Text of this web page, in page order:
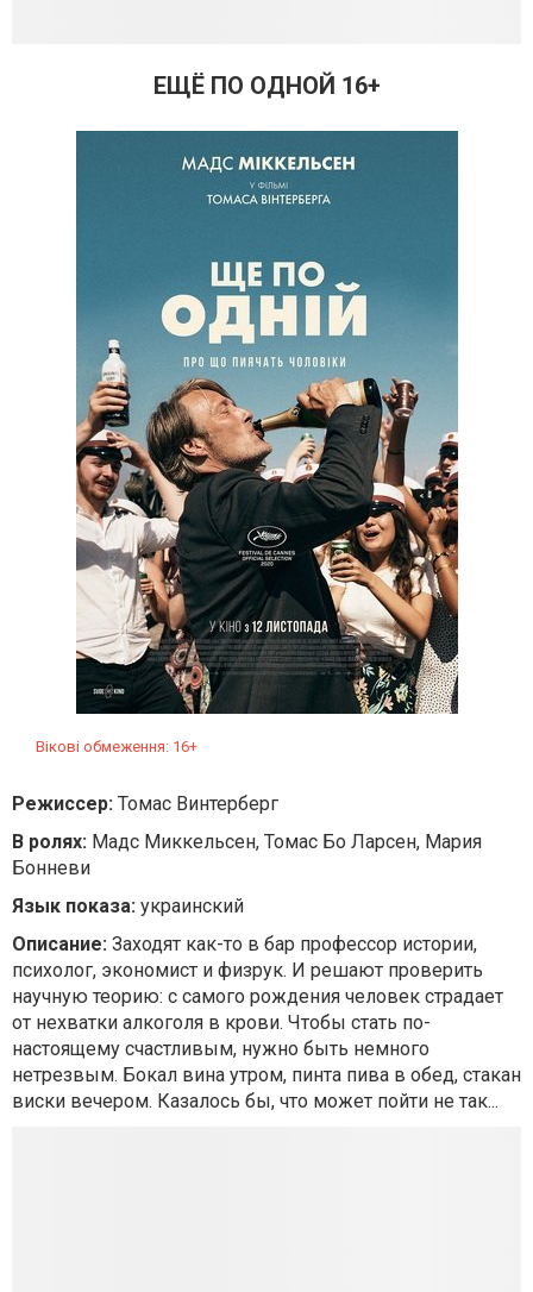
ЕЩЁ ПО ОДНОЙ 16+
Вікові обмеження: 16+
Режиссер: Томас Винтерберг
В ролях: Мадс Миккельсен, Томас Бо Ларсен, Мария
Бонневи
Язык показа: украинский
Описание: Заходят как-то в бар профессор истории,
психолог, экономист и физрук. И решают проверить
научную теорию: c самого рождения человек страдает
от нехватки алкоголя в крови. Чтобы стать по-
настоящему счастливым, нужно быть немного
нетрезвым. Бокал вина утром, пинта пива в обед, стакан
виски вечером. Казалось бы, что может пойти не так...